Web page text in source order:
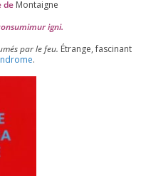
de Montaigne
igni.
par le feu. Étrange, fas­ci­nant
.